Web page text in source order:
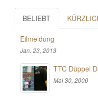
BELIEBT
Eilmeldung
Jan. 23, 2013
TTC Düppel
Mai 30, 2000